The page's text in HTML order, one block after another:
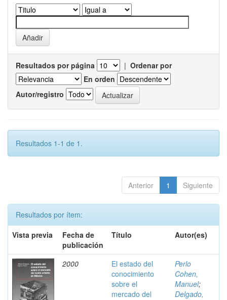
Resultados por página | Ordenar por
En orden
Autor/registro
Resultados 1-1 de 1.
Anterior 1 Siguiente
Resultados por ítem:
Vista previa
Fecha de
publicación
Título Autor(es)
2000
El estado del
conocimiento
sobre el
mercado del
Perlo
Cohen,
Manuel;
Delgado,